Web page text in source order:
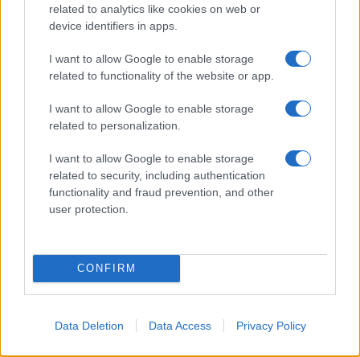
related to analytics like cookies on web or
device identifiers in apps.
I want to allow Google to enable storage
related to functionality of the website or app.
I want to allow Google to enable storage
related to personalization.
I want to allow Google to enable storage
related to security, including authentication
functionality and fraud prevention, and other
user protection.
CONFIRM
Data Deletion Data Access Privacy Policy
Smartband o smartwatch: come scegliere il fitness
tracker giusto
FITNESS